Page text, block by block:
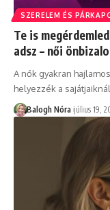
SZERELEM ÉS
Te is
adsz – női
A nők gyakran
helyezzék a sajátjaiknál,
Balogh Nóra július 19,